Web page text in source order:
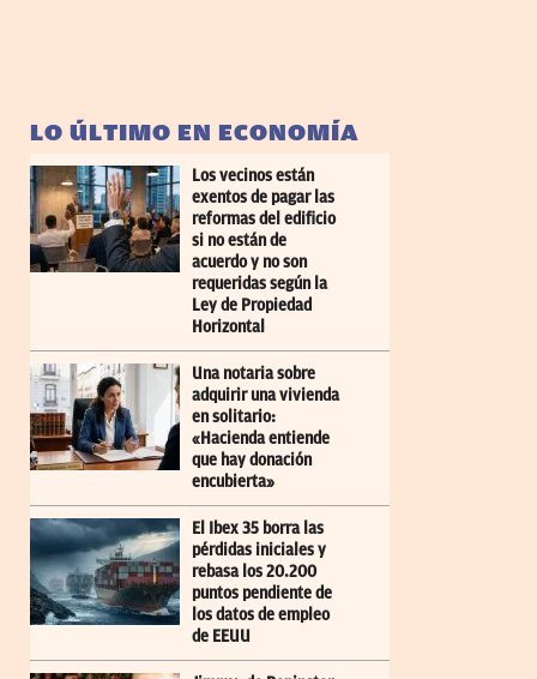
LO ÚLTIMO EN ECONOMÍA
Los vecinos están
exentos de pagar las
reformas del edificio
si no están de
acuerdo y no son
requeridas según la
Ley de Propiedad
Horizontal
Una notaria sobre
adquirir una vivienda
en solitario:
«Hacienda entiende
que hay donación
encubierta»
El Ibex 35 borra las
pérdidas iniciales y
rebasa los 20.200
puntos pendiente de
los datos de empleo
de EEUU